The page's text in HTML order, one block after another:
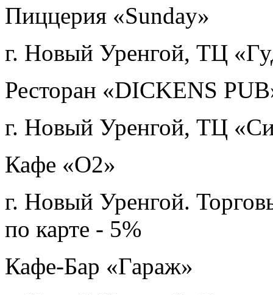
Пиццерия «Sunday»
г. Новый Уренгой, ТЦ
Ресторан «DICKENS
г. Новый Уренгой, ТЦ
Кафе «О2»
г. Новый Уренгой.
по карте - 5%
Кафе-Бар «Гараж»